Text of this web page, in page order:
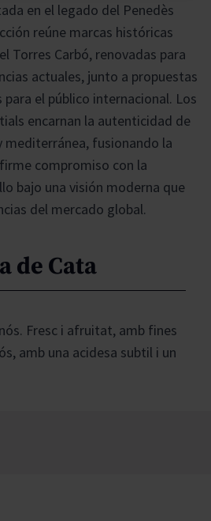
en el legado del Penedès
reúne marcas históricas
Torres Carbó, renovadas para
actuales, junto a propuestas
el público internacional. Los
encarnan la autenticidad de
mediterránea, fusionando la
compromiso con la
bajo una visión moderna que
del mercado global.
de Cata
Fresc i afruitat, amb fines
amb una acidesa subtil i un